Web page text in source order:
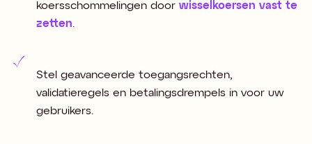
koersschommelingen doorwisselkoersen vast te
zetten.
Stel geavanceerde toegangsrechten,
validatieregels en betalingsdrempels in voor uw
gebruikers.